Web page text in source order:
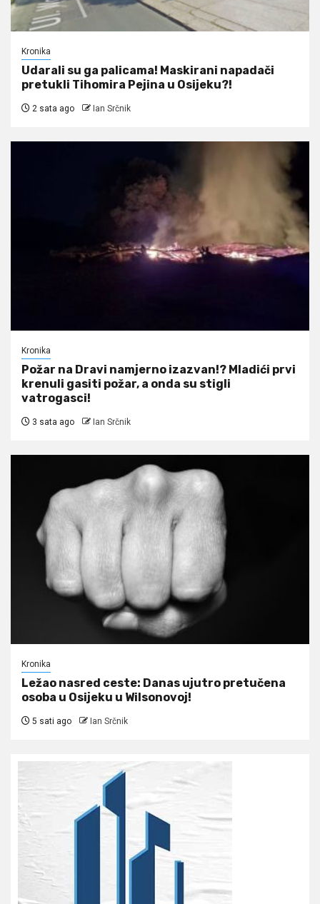
Kronika
Udarali su ga palicama! Maskirani napadači
pretukli Tihomira Pejina u Osijeku?!
2 sata ago Ian Srčnik
Kronika
Požar na Dravi namjerno izazvan!? Mladići prvi
krenuli gasiti požar, a onda su stigli
vatrogasci!
3 sata ago Ian Srčnik
Kronika
Ležao nasred ceste: Danas ujutro pretučena
osoba u Osijeku u Wilsonovoj!
5 sati ago Ian Srčnik